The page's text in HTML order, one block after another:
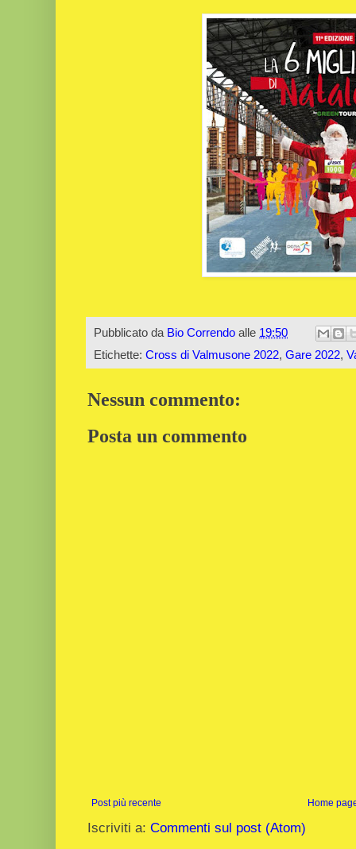
Pubblicato da Bio Correndo alle 19:50
Etichette: Cross di Valmusone 2022, Gare 2022,
Nessun commento:
Posta un commento
Post più recente Home
Iscriviti a: Commenti sul post (Atom)